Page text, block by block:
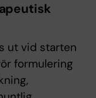
ut vid starten
formulering